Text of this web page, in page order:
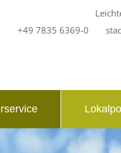
+49 7835 6369-0